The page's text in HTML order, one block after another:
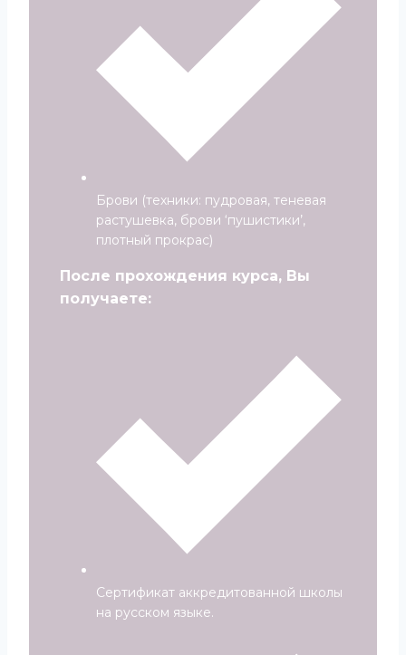
Брови (техники: пудровая, теневая
растушевка, брови ‘пушистики’,
плотный прокрас)
После прохождения курса, Вы
получаете:
Сертификат аккредитованной школы
на русском языке.